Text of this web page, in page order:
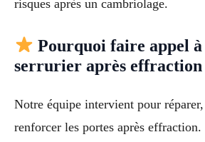
risques après un cambriolage.
Pourquoi faire appel
serrurier après effraction
Notre équipe intervient pour
renforcer les portes après effraction.